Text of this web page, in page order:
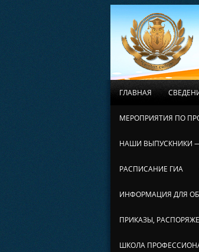
ГЛАВНАЯ
МЕРОПРИЯТИЯ ПО
НАШИ ВЫПУСКНИКИ
РАСПИСАНИЕ ГИА
ИНФОРМАЦИЯ ДЛЯ
ПРИКАЗЫ,
ШКОЛА